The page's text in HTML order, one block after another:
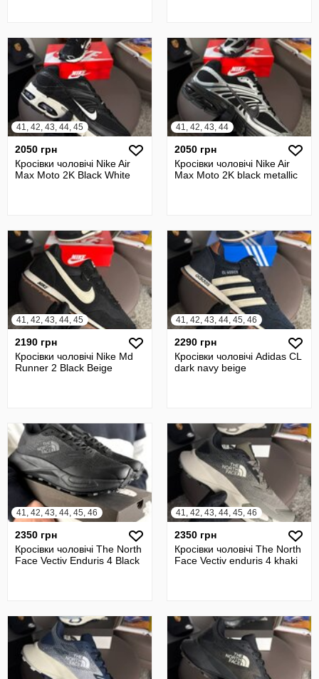
41, 42, 43, 44, 45
2050 грн
Кросівки чоловічі Nike Air
Max Moto 2K Black White
41, 42, 43, 44
2050 грн
Кросівки чоловічі Nike Air
Max Moto 2K black metallic
41, 42, 43, 44, 45
2190 грн
Кросівки чоловічі Nike Md
Runner 2 Black Beige
41, 42, 43, 44, 45, 46
2290 грн
Кросівки чоловічі Adidas CL
dark navy beige
41, 42, 43, 44, 45, 46
2350 грн
Кросівки чоловічі The North
Face Vectiv Enduris 4 Black
41, 42, 43, 44, 45, 46
2350 грн
Кросівки чоловічі The North
Face Vectiv enduris 4 khaki